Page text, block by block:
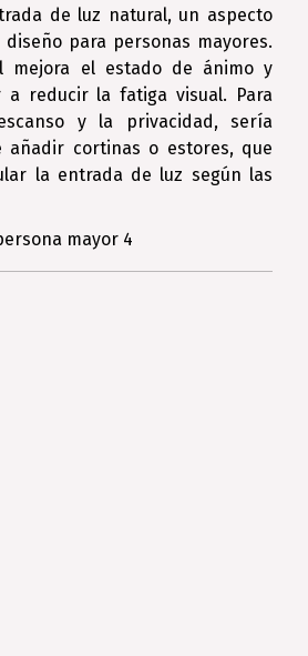
de luz natural, un aspecto
para personas mayores.
mejora el estado de ánimo y
a reducir la fatiga visual. Para
y la privacidad, sería
añadir cortinas o estores, que
la entrada de luz según las